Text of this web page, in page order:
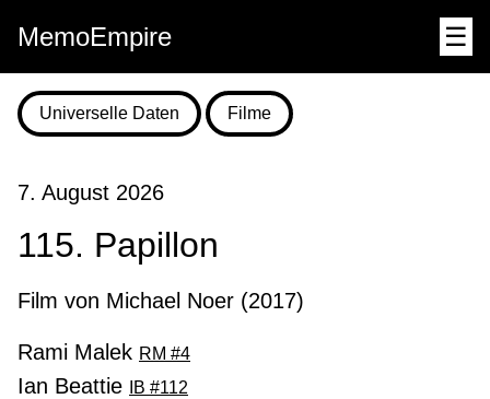
MemoEmpire ☰
Universelle Daten Filme
7. August 2026
115. Papillon
Film von Michael Noer (2017)
Rami Malek RM #4
Ian Beattie IB #112